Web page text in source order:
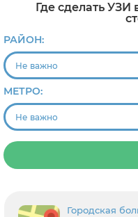
Где сделать
РАЙОН:
МЕТРО:
Городская